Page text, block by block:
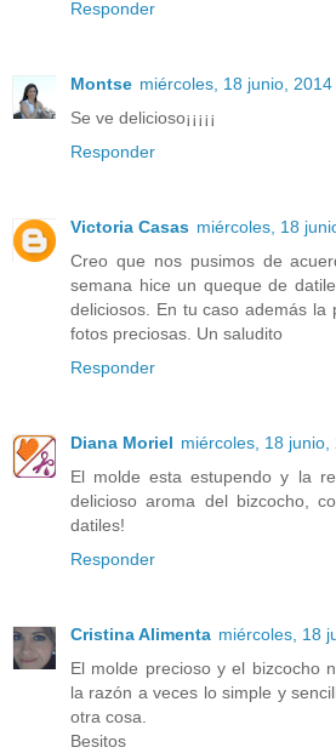
Responder
Montse miércoles, 18 junio, 2014
Se ve delicioso¡¡¡¡¡
Responder
Victoria Casas miércoles, 18
Creo que nos pusimos de
semana hice un queque de
deliciosos. En tu caso además la
fotos preciosas. Un saludito
Responder
Diana Moriel miércoles, 18 junio,
El molde esta estupendo y la
delicioso aroma del bizcocho,
datiles!
Responder
Cristina Alimenta miércoles, 18
El molde precioso y el bizcocho
la razón a veces lo simple y
otra cosa.
Besitos